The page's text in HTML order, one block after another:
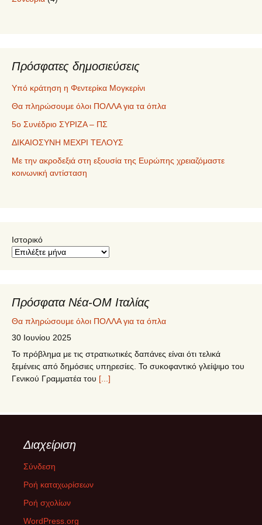
Πρόσφατες δημοσιεύσεις
Υπό κράτηση η Φεντερίκα Μογκερίνι
Θα πληρώσουμε όλοι ΠΟΛΛΑ για τα όπλα
5ο Συνέδριο ΣΥΡΙΖΑ – ΠΣ
ΔΙΚΑΙΟΣΥΝΗ ΜΕΧΡΙ ΤΕΛΟΥΣ
Με την ακροδεξιά στη εξουσία της Ευρώπης χρειαζόμαστε
κοινωνική αντίσταση
Ιστορικό
Πρόσφατα Νέα-ΟΜ Ιταλίας
Θα πληρώσουμε όλοι ΠΟΛΛΑ για τα όπλα
30 Ιουνίου 2025
Το πρόβλημα με τις στρατιωτικές δαπάνες είναι ότι τελικά
ξεμένεις από δημόσιες υπηρεσίες. Το συκοφαντικό γλείψιμο του
Γενικού Γραμματέα του [...]
Το 5o Συνέδριο του ΣΥΡΙΖΑ-ΠΣ πραγματοποιήθηκε στις 12-15
Ιουνίου 2025 στο Δημοτικό Γυμναστήριο Περιστερίου. Η
ψηφοφορία για την εκλογή των 250
ΔΙΚΑΙΟΣΥΝΗ ΜΕΧΡΙ ΤΕΛΟΥΣ
26 Φεβρουαρίου 2025
Διαχείριση
Σύνδεση
Ροή καταχωρίσεων
Ροή σχολίων
WordPress.org